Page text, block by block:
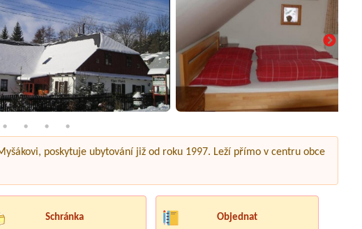
poskytuje ubytování již od roku 1997. Leží přímo v centru obce
Schránka Objednat